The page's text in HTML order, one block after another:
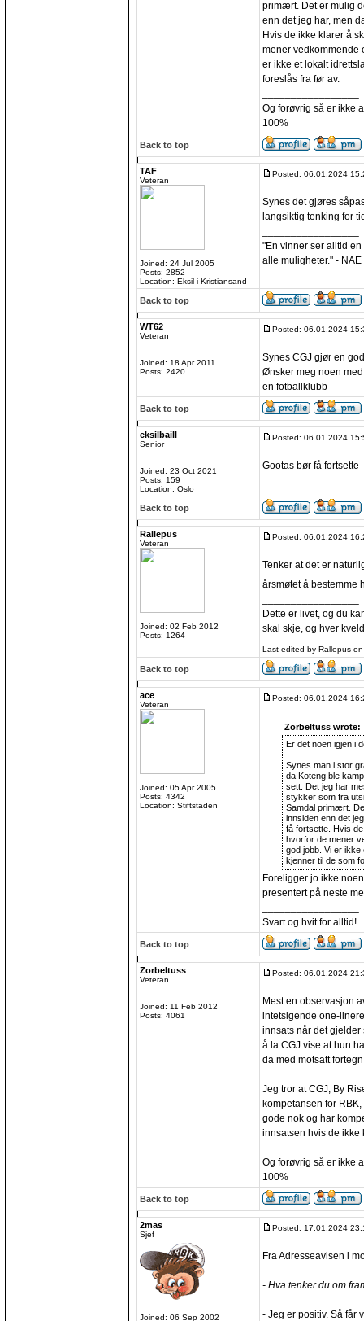
primært. Det er mulig
enn det jeg har, men
Hvis de ikke klarer å
mener vedkommende
er ikke et lokalt
foreslås fra før av.
Og forøvrig så er ikke
100%
Back to top
TAF
Veteran
Joined: 24 Jul 2005
Posts: 2852
Location: Eksil i Kristiansand
Posted: 06.01.2024
Synes det gjøres
langsiktig tenking for
"En vinner ser alltid
alle muligheter." - NAE
Back to top
WT62
Veteran
Joined: 18 Apr 2011
Posts: 2420
Posted: 06.01.2024
Synes CGJ gjør en
Ønsker meg noen
en fotballklubb
Back to top
eksilbaill
Senior
Joined: 23 Oct 2021
Posts: 159
Location: Oslo
Posted: 06.01.2024
Gootas bør få
Back to top
Rallepus
Veteran
Joined: 02 Feb 2012
Posts: 1264
Posted: 06.01.2024
Tenker at det er
årsmøtet å bestemme
Dette er livet, og du
skal skje, og hver
Last edited by Rallepus
Back to top
ace
Veteran
Joined: 05 Apr 2005
Posts: 4342
Location: Stiftstaden
Posted: 06.01.2024
Zorbeltuss wrote:
Er det noen igjen i
Synes man i stor
da Koteng ble
sett. Det jeg har
stykker som fra
Samdal primært.
innsiden enn det
få fortsette. Hvis
hvorfor de mener
god jobb. Vi er
kjenner til de som
Foreligger jo ikke
presentert på neste
Svart og hvit for alltid!
Back to top
Zorbeltuss
Veteran
Joined: 11 Feb 2012
Posts: 4061
Posted: 06.01.2024
Mest en observasjon
intetsigende one-
innsats når det gjelder
å la CGJ vise at hun
da med motsatt
Jeg tror at CGJ, By
kompetansen for
gode nok og har
innsatsen hvis de ikke
Og forøvrig så er ikke
100%
Back to top
2mas
Sjef
Joined: 06 Sep 2002
Posted: 17.01.2024
Fra Adresseavisen i
- Hva tenker du om
- Jeg er positiv. Så får